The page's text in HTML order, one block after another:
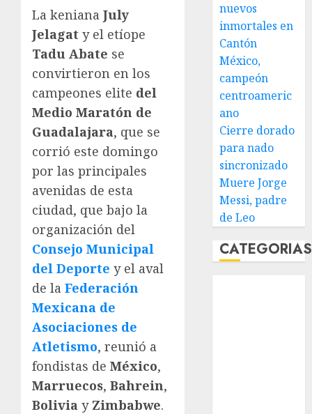
La keniana July
Jelagat y el etíope
Tadu Abate se
convirtieron en los
campeones elite del
Medio Maratón de
Guadalajara, que se
corrió este domingo
por las principales
avenidas de esta
ciudad, que bajo la
organización del
Consejo Municipal
del Deporte y el aval
de la Federación
Mexicana de
Asociaciones de
Atletismo, reunió a
fondistas de México,
Marruecos, Bahrein,
Bolivia y Zimbabwe.
nuevos
inmortales en
Cantón
México,
campeón
centroameric
ano
Cierre dorado
para nado
sincronizado
Muere Jorge
Messi, padre
de Leo
CATEGORIAS